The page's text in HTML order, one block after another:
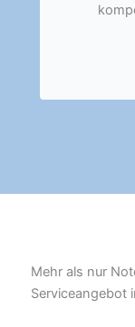
Mehr als nur
Serviceangebot